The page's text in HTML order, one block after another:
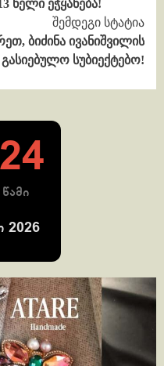
წელი ეჭყანება!
შემდეგი სტატია
ბიძინა ივანიშვილის
სუბიექტებო!
წამი
2026